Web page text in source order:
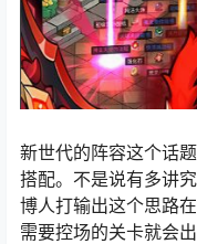
新世代的阵容这个话
搭配。不是说有多讲
博人打输出这个思路
需要控场的关卡就会